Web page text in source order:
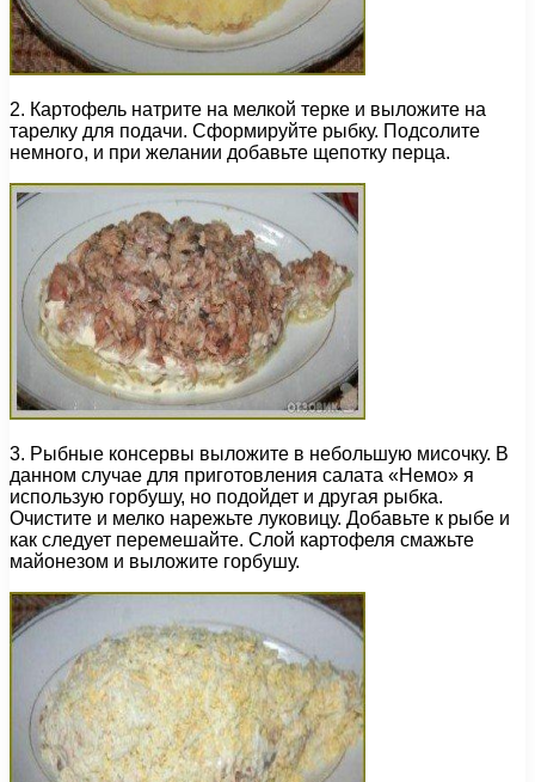
2. Картофель натрите на мелкой терке и выложите на
тарелку для подачи. Сформируйте рыбку. Подсолите
немного, и при желании добавьте щепотку перца.
3. Рыбные консервы выложите в небольшую мисочку. В
данном случае для приготовления салата «Немо» я
использую горбушу, но подойдет и другая рыбка.
Очистите и мелко нарежьте луковицу. Добавьте к рыбе и
как следует перемешайте. Слой картофеля смажьте
майонезом и выложите горбушу.